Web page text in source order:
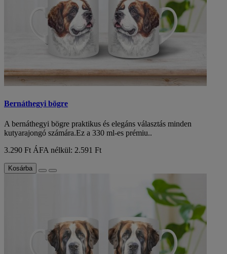
Bernáthegyi bögre
A bernáthegyi bögre praktikus és elegáns választás minden
kutyarajongó számára.Ez a 330 ml-es prémiu..
3.290 Ft ÁFA nélkül: 2.591 Ft
Kosárba